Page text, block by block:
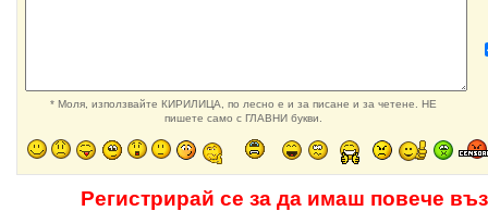
* Моля, използвайте КИРИЛИЦА, по лесно е и за писане и за четене. НЕ
пишете само с ГЛАВНИ букви.
Регистрирай се за да имаш повече